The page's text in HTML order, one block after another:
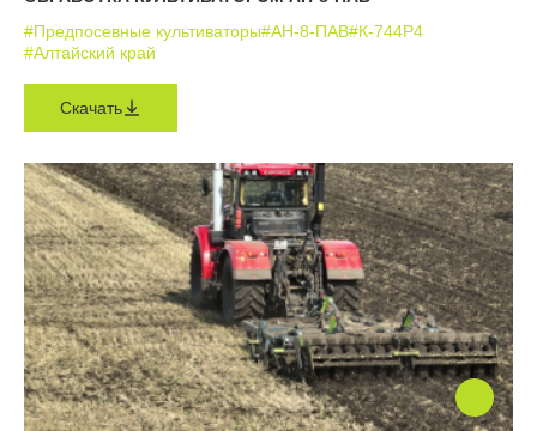
#Предпосевные культиваторы#АН-8-ПАВ#К-744Р4
#Алтайский край
Скачать